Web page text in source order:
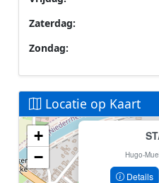
Zaterdag:
Zondag:
Locatie op Kaart
Geen locatiegegevens
Dit station heeft geen GPS coördinaten
Hugo-
Details
+
−